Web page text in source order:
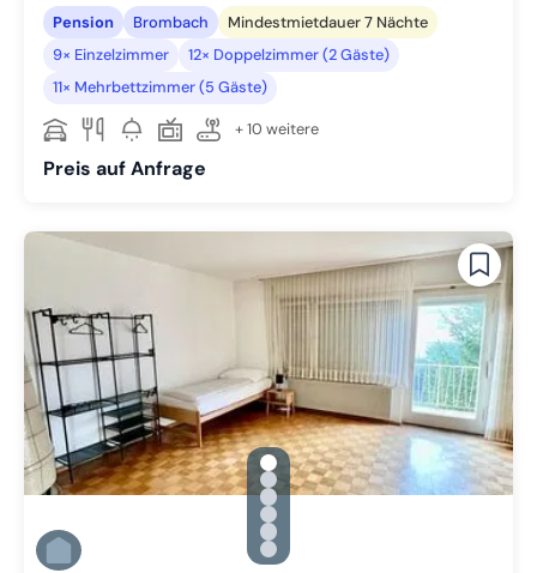
Pension Brombach
Mindestmietdauer 7 Nächte
9× Einzelzimmer
12× Doppelzimmer (2 Gäste)
11× Mehrbettzimmer (5 Gäste)
+ 10 weitere
Preis auf Anfrage
gallery.slide_selector
Zu Slide 1 wechseln
Zu Slide 2 wechseln
Zu Slide 3 wechseln
Zu Slide 4 wechseln
Zu Slide 5 wechseln
Zu Slide 6 wechseln